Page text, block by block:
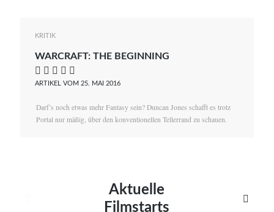
KRITIK
WARCRAFT: THE BEGINNING
    
ARTIKEL VOM 25. MAI 2016
Darf’s noch etwas mehr Fantasy sein? Duncan Jones schafft es trotz
Portal nur mäßig, über den konventionellen Tellerrand zu schauen.
Aktuelle
Filmstarts
